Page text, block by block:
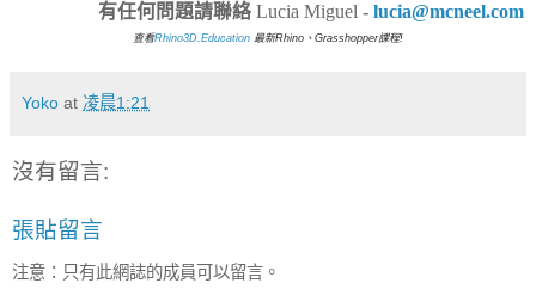
有任何問題請聯絡 Lucia Miguel - lucia@mcneel.com
查看Rhino3D.Education 最新Rhino、Grasshopper課程!
Yoko at 凌晨1:21
沒有留言:
張貼留言
注意：只有此網誌的成員可以留言。